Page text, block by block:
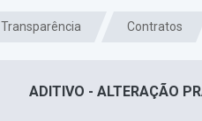
Transparência Contratos
ADITIVO - ALTERAÇÃO